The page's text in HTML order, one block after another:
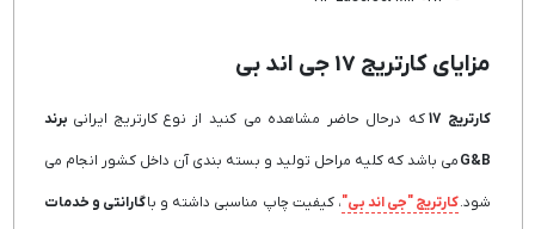
مزایای کارتریج 17 جی اند بی
کارتریج 17 که درحال حاضر مشاهده می کنید از نوع کارتریج ایرانی برند
G&Bمی باشد که کلیه مراحل تولید و بسته بندی آن داخل کشور انجام می
شود.کارتریج "جی اند بی"، کیفیت چاپ مناسبی داشته و باگارانتی و خدمات